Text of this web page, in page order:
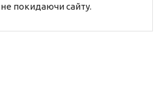
не покидаючи сайту.